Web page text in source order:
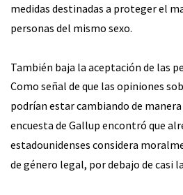
medidas destinadas a proteger el
personas del mismo sexo.
También baja la aceptación de las
Como señal de que las opiniones
podrían estar cambiando de
encuesta de Gallup encontró que
estadounidenses considera
de género legal, por debajo de casi